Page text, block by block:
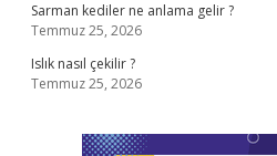
Sarman kediler ne anlama gelir ?
Temmuz 25, 2026
Islık nasıl çekilir ?
Temmuz 25, 2026